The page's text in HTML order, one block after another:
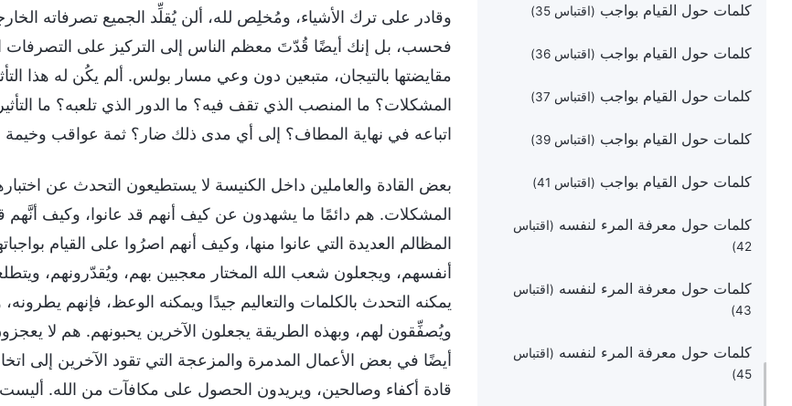
كلمات حول القيام بواجب (اقتباس 35)
كلمات حول القيام بواجب (اقتباس 36)
كلمات حول القيام بواجب (اقتباس 37)
كلمات حول القيام بواجب (اقتباس 39)
كلمات حول القيام بواجب (اقتباس 41)
كلمات حول معرفة المرء لنفسه (اقتباس
42)
كلمات حول معرفة المرء لنفسه (اقتباس
43)
كلمات حول معرفة المرء لنفسه (اقتباس
45)
وقادر على ترك الأشياء، ومُخلِص لله، ألن يُقلِّد الجميع تصرفاته
فحسب، بل إنك أيضًا قُدّتَ معظم الناس إلى التركيز على التصرفات
مقايضتها بالتيجان، متبعين دون وعي مسار بولس. ألم يكُن له هذا
المشكلات؟ ما المنصب الذي تقف فيه؟ ما الدور الذي تلعبه؟ ما
اتباعه في نهاية المطاف؟ إلى أي مدى ذلك ضار؟ ثمة عواقب وخيمة
بعض القادة والعاملين داخل الكنيسة لا يستطيعون التحدث عن
المشكلات. هم دائمًا ما يشهدون عن كيف أنهم قد عانوا، وكيف أنَّهم
المظالم العديدة التي عانوا منها، وكيف أنهم اصرُوا على القيام
أنفسهم، ويجعلون شعب الله المختار معجبين بهم، ويُقدّرونهم،
يمكنه التحدث بالكلمات والتعاليم جيدًا ويمكنه الوعظ، فإنهم
ويُصفِّقون لهم، وبهذه الطريقة يجعلون الآخرين يحبونهم. هم لا
أيضًا في بعض الأعمال المدمرة والمزعجة التي تقود الآخرين إلى
قادة أكفاء وصالحين، ويريدون الحصول على مكافآت من الله.